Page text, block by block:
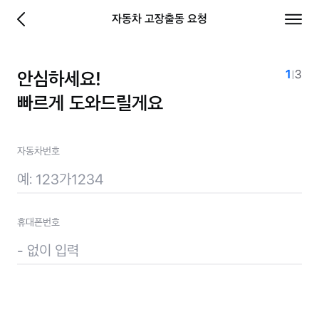
당신에게 좋은보험 - 삼성화재
자동차 고장출동 요청 전체
이전 페이지로 이동
1계약
총
3
단계
안심하세요!
빠르게 도와드릴게요
자동차번호
휴대폰번호